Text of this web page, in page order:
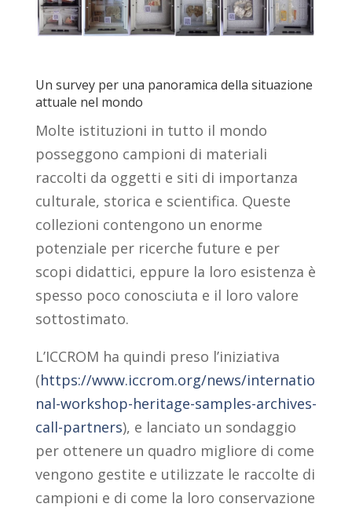
Un survey per una panoramica della situazione
attuale nel mondo
Molte istituzioni in tutto il mondo
posseggono campioni di materiali
raccolti da oggetti e siti di importanza
culturale, storica e scientifica. Queste
collezioni contengono un enorme
potenziale per ricerche future e per
scopi didattici, eppure la loro esistenza è
spesso poco conosciuta e il loro valore
sottostimato.
L’ICCROM ha quindi preso l’iniziativa
(https://www.iccrom.org/news/internatio
nal-workshop-heritage-samples-archives-
call-partners), e lanciato un sondaggio
per ottenere un quadro migliore di come
vengono gestite e utilizzate le raccolte di
campioni e di come la loro conservazione